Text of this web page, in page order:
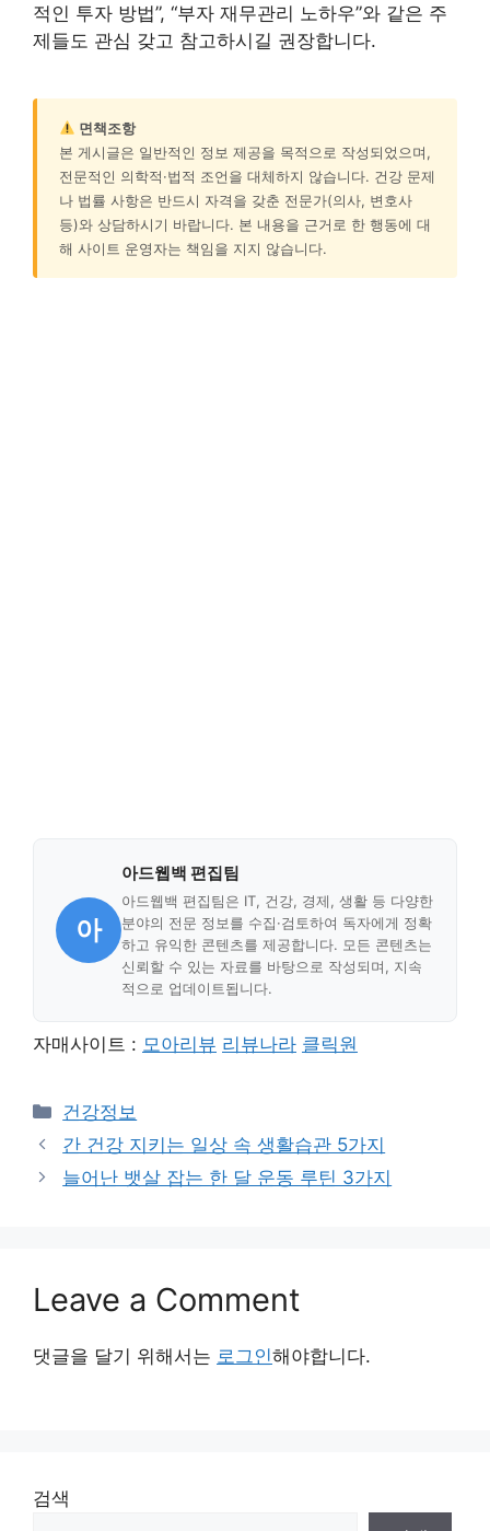
적인 투자 방법”, “부자 재무관리 노하우”와 같은 주
제들도 관심 갖고 참고하시길 권장합니다.
면책조항
본 게시글은 일반적인 정보 제공을 목적으로 작성되었으며,
전문적인 의학적·법적 조언을 대체하지 않습니다. 건강 문제
나 법률 사항은 반드시 자격을 갖춘 전문가(의사, 변호사
등)와 상담하시기 바랍니다. 본 내용을 근거로 한 행동에 대
해 사이트 운영자는 책임을 지지 않습니다.
아
아드웹백 편집팀
아드웹백 편집팀은 IT, 건강, 경제, 생활 등 다양한
분야의 전문 정보를 수집·검토하여 독자에게 정확
하고 유익한 콘텐츠를 제공합니다. 모든 콘텐츠는
신뢰할 수 있는 자료를 바탕으로 작성되며, 지속
적으로 업데이트됩니다.
자매사이트 : 모아리뷰 리뷰나라 클릭원
Categories
건강정보
간 건강 지키는 일상 속 생활습관 5가지
늘어난 뱃살 잡는 한 달 운동 루틴 3가지
Leave a Comment
댓글을 달기 위해서는 로그인해야합니다.
검색